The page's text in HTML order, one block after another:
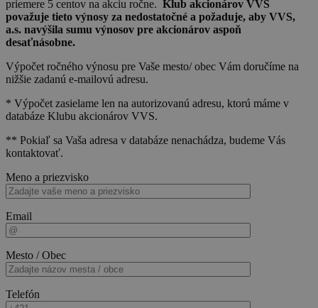
priemere 5 centov na akciu ročne. Klub akcionárov VVS
považuje tieto výnosy za nedostatočné a požaduje, aby VVS,
a.s. navýšila sumu výnosov pre akcionárov aspoň
desaťnásobne.
Výpočet ročného výnosu pre Vaše mesto/ obec Vám doručíme na
nižšie zadanú e-mailovú adresu.
* Výpočet zasielame len na autorizovanú adresu, ktorú máme v
databáze Klubu akcionárov VVS.
** Pokiaľ sa Vaša adresa v databáze nenachádza, budeme Vás
kontaktovať.
Meno a priezvisko
Email
Mesto / Obec
Telefón